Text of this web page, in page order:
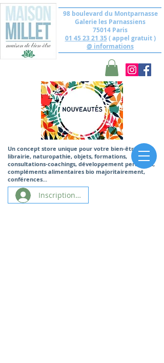
98 boulevard du Montparnasse
Galerie les Parnassiens
75014 Paris
01 45 23 21 35( appel gratuit )
@ informations
Un concept store unique pour votre bien-être,
librairie, naturopathie, objets, formations,
consultations-coachings, développement personnel,
compléments alimentaires bio majoritairement,
conférences...
Inscription/Connexion